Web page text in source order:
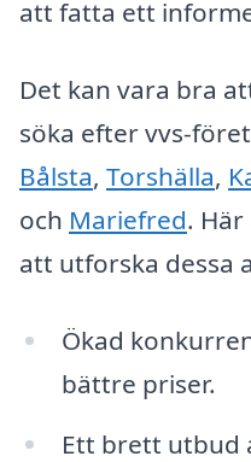
att fatta ett
Det kan vara bra
söka efter vvs-
Bålsta, Torshälla,
och Mariefred.
att utforska dessa
Ökad
bättre priser.
Ett brett utbud